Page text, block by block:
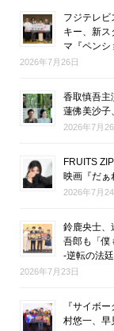
フジテレ
キー、新ス
マ『ペンシ
2026年7月26日
香取慎吾主
蓮佛美沙子
2026年7月26
FRUITS
映画『だぁ
2026年7月24
鈴鹿央士、
吾郎も「僕
-逆転の法
2026年7月23日
『サイボ
村悠一、早